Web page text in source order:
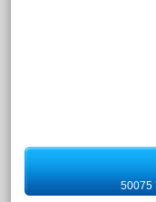
50075